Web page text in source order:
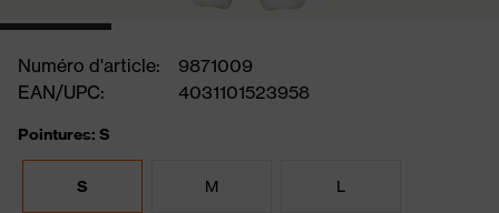
Numéro d'article:
9871009
EAN/UPC:
4031101523958
Pointures: S
S M L